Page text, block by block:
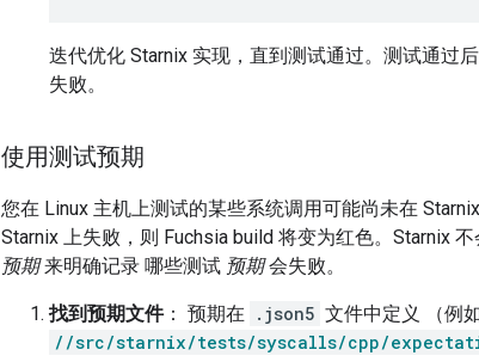
迭代优化 Starnix 实现，直到测试通过。测试通过
失败。
使用测试预期
您在 Linux 主机上测试的某些系统调用可能尚未在
Starnix 上失败，则 Fuchsia build 将变为红色。Starnix
预期来明确记录 哪些测试 预期会失败。
找到预期文件： 预期在 .json5 文件中定义 （例如
//src/starnix/tests/syscalls/cpp/